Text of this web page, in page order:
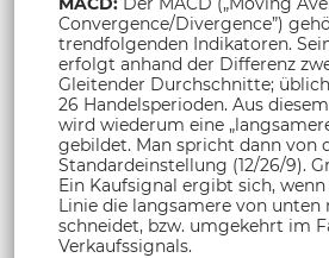
Convergence/Divergence”)
trendfolgenden Indikatoren.
erfolgt anhand der Differenz
Gleitender Durchschnitte;
26 Handelsperioden. Aus
wird wiederum eine
gebildet. Man spricht dann von
Standardeinstellung (12/26/9).
Ein Kaufsignal ergibt sich,
Linie die langsamere von unten
schneidet, bzw. umgekehrt im
Verkaufssignals.